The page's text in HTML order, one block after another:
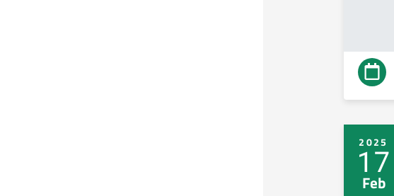
2025
17
Feb